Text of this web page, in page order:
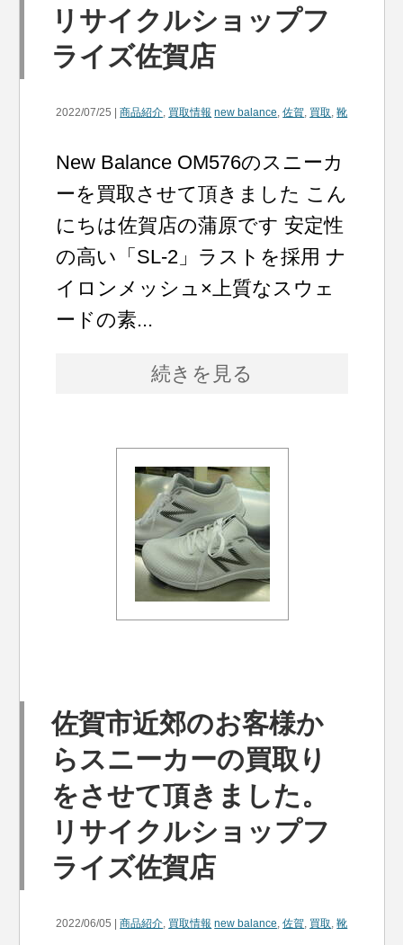
リサイクルショップフ
ライズ佐賀店
2022/07/25 |商品紹介, 買取情報 new balance,佐賀, 買取,靴
New Balance OM576のスニーカ
ーを買取させて頂きました こん
にちは佐賀店の蒲原です 安定性
の高い「SL-2」ラストを採用 ナ
イロンメッシュ×上質なスウェ
ードの素...
続きを見る
佐賀市近郊のお客様か
らスニーカーの買取り
をさせて頂きました。
リサイクルショップフ
ライズ佐賀店
2022/06/05 |商品紹介, 買取情報 new balance,佐賀, 買取,靴